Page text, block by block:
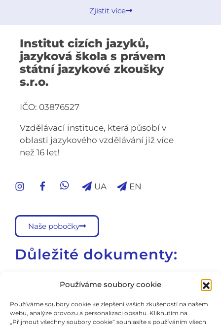
Používáme soubory cookie
Používáme soubory cookie ke zlepšení vašich zkušeností na našem
webu, analýze provozu a personalizaci obsahu. Kliknutím na
„Přijmout všechny soubory cookie“ souhlasíte s používáním všech
Zjistit více
Institut cizích jazyků,
jazyková škola s právem
státní jazykové zkoušky
s.r.o.
IČO: 03876527
Vzdělávací instituce, která působí v
oblasti jazykového vzdělávání již více
než 16 let!
UA EN
Naše pobočky
Důležité dokumenty:
Všeobecné obchodní podmínky